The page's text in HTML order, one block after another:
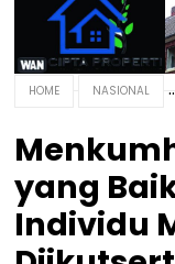
HOME NASIONAL
yang
Individu